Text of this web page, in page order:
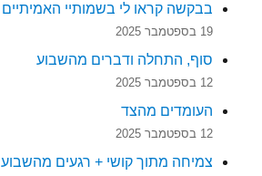
בבקשה קראו לי בשמותיי האמיתיים
19 בספטמבר 2025
סוף, התחלה ודברים מהשבוע
12 בספטמבר 2025
העומדים מהצד
12 בספטמבר 2025
צמיחה מתוך קושי + רגעים מהשבוע